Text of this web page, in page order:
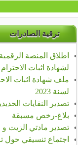
ترقية الصادرات
اطلاق المنصة الرقمية
لشهادة اثبات الاحترام
ملف شهادة اثبات
لسنة 2023
تصدير النفايات
بلاغ-رخص مسبقة
تصدير مادتي الزيت و
اجتماع تنسيقي حول